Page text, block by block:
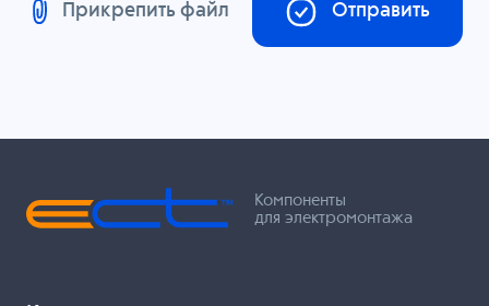
Прикрепить файл Отправить
Компоненты
для электромонтажа